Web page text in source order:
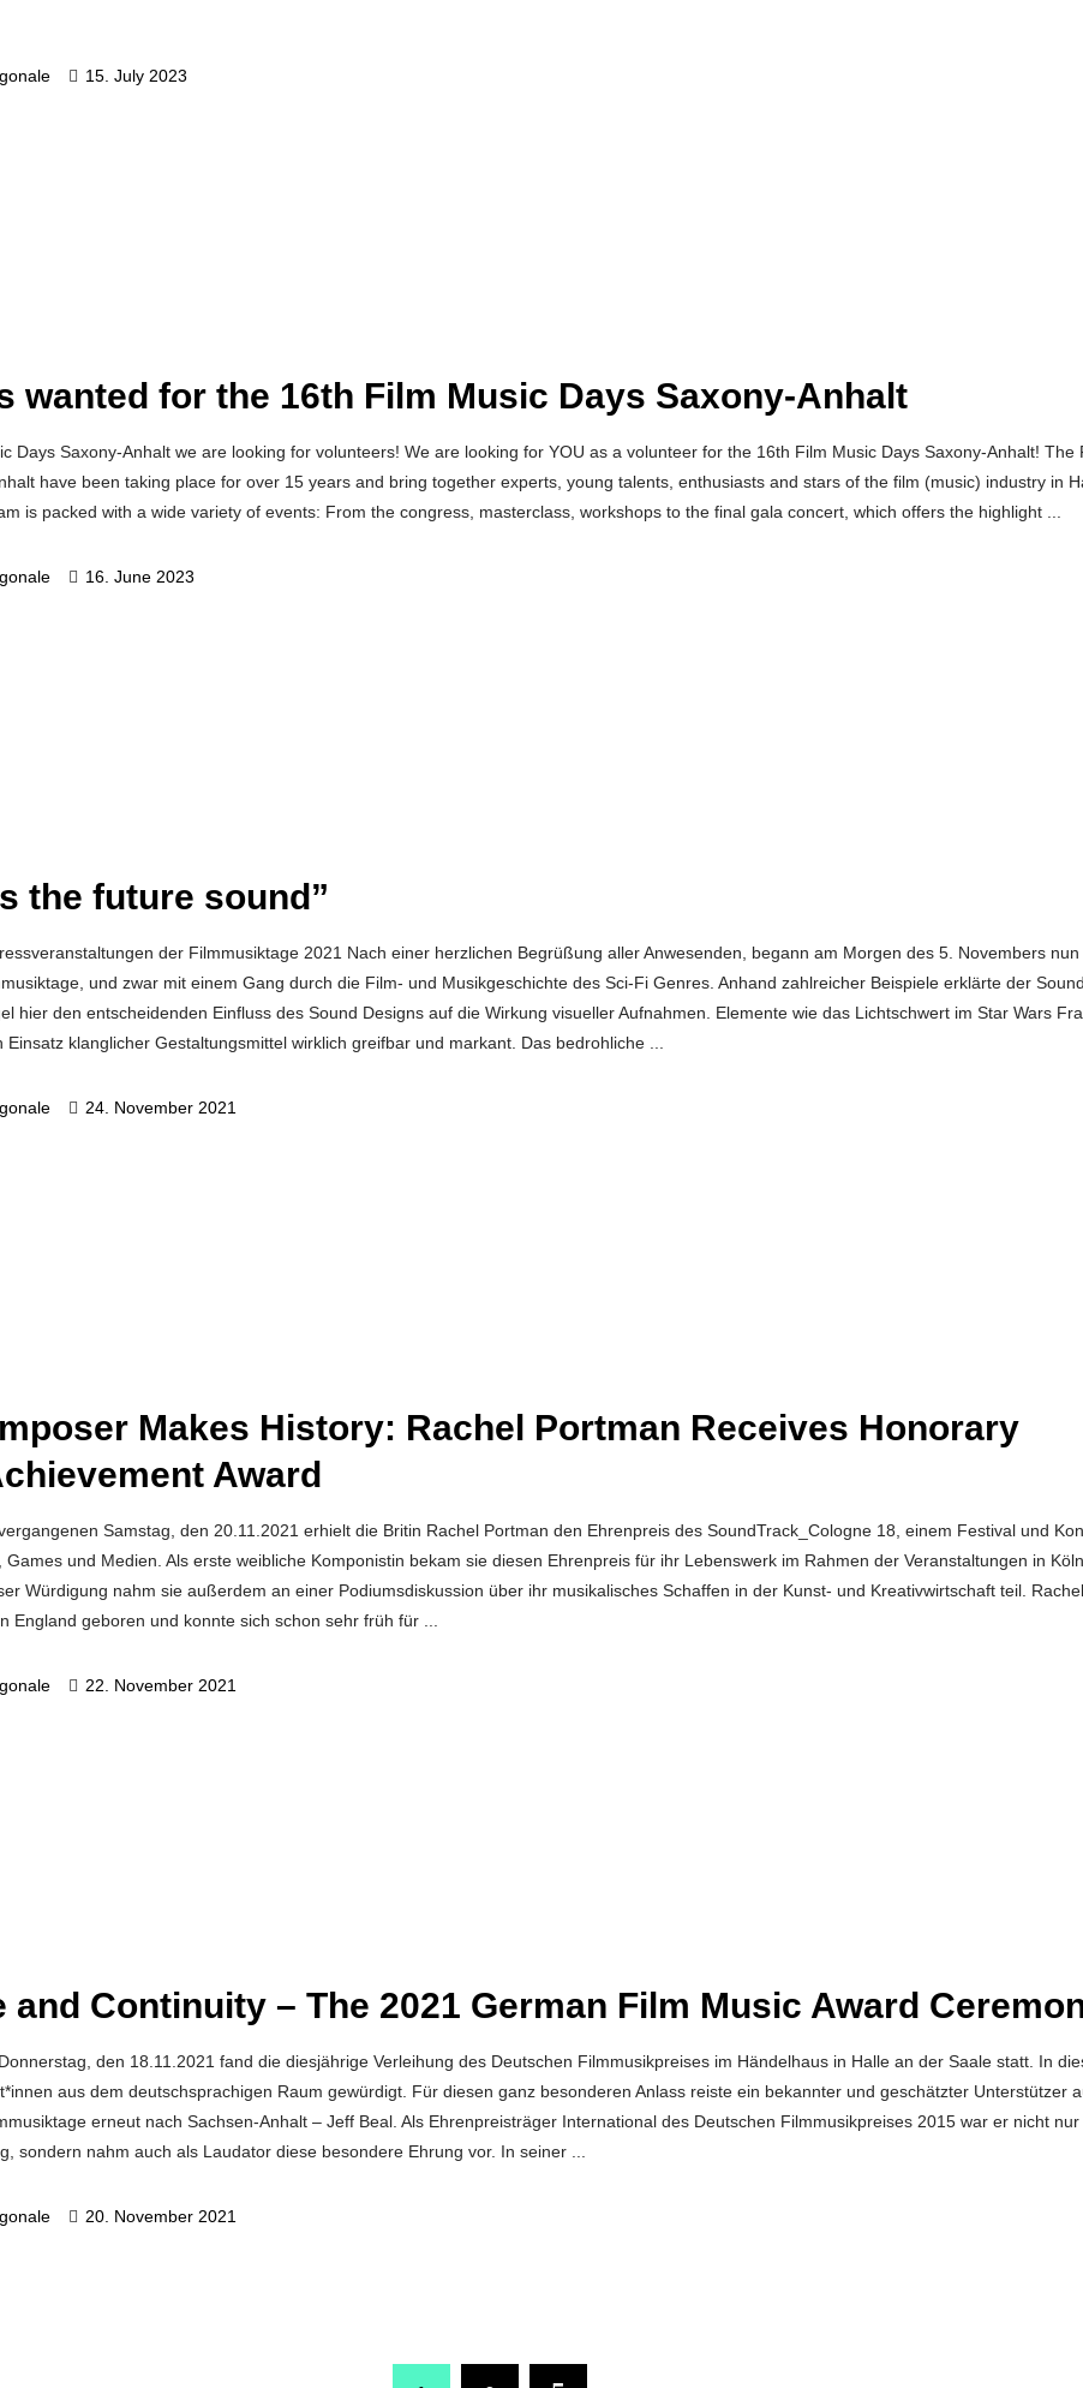
15. July 2023
wanted for the 16th Film Music Days Saxony-Anhalt
Days Saxony-Anhalt we are looking for volunteers! We are looking for YOU as a volunteer for the 16th Film Music Days Saxony-Anhalt! The
have been taking place for over 15 years and bring together experts, young talents, enthusiasts and stars of the film (music) industry in
is packed with a wide variety of events: From the congress, masterclass, workshops to the final gala concert, which offers the highlight
16. June 2023
the future sound”
der Filmmusiktage 2021 Nach einer herzlichen Begrüßung aller Anwesenden, begann am Morgen des 5. Novembers
und zwar mit einem Gang durch die Film- und Musikgeschichte des Sci-Fi Genres. Anhand zahlreicher Beispiele erklärte der
hier den entscheidenden Einfluss des Sound Designs auf die Wirkung visueller Aufnahmen. Elemente wie das Lichtschwert im Star Wars
Einsatz klanglicher Gestaltungsmittel wirklich greifbar und markant. Das bedrohliche
24. November 2021
Makes History: Rachel Portman Receives Honorary
Award
Samstag, den 20.11.2021 erhielt die Britin Rachel Portman den Ehrenpreis des SoundTrack_Cologne 18, einem Festival und
Games und Medien. Als erste weibliche Komponistin bekam sie diesen Ehrenpreis für ihr Lebenswerk im Rahmen der Veranstaltungen in Köln
Würdigung nahm sie außerdem an einer Podiumsdiskussion über ihr musikalisches Schaffen in der Kunst- und Kreativwirtschaft teil. Rachel
England geboren und konnte sich schon sehr früh für
22. November 2021
and Continuity – The 2021 German Film Music Award
den 18.11.2021 fand die diesjährige Verleihung des Deutschen Filmmusikpreises im Händelhaus in Halle an der Saale statt. In
aus dem deutschsprachigen Raum gewürdigt. Für diesen ganz besonderen Anlass reiste ein bekannter und geschätzter Unterstützer
erneut nach Sachsen-Anhalt – Jeff Beal. Als Ehrenpreisträger International des Deutschen Filmmusikpreises 2015 war er nicht
sondern nahm auch als Laudator diese besondere Ehrung vor. In seiner
20. November 2021